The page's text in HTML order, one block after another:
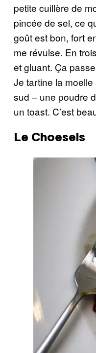
petite cuillère de
pincée de sel, ce
goût est bon, fort
me révulse. En
et gluant. Ça
Je tartine la
sud – une poudre
un toast. C’est
Le Choesels